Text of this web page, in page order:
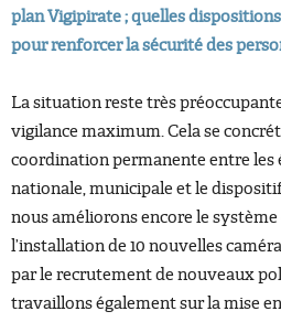
plan Vigipirate ; quelles
pour renforcer la sécurité des
La situation reste très
vigilance maximum. Cela se
coordination permanente entre les
nationale, municipale et le
nous améliorons encore le
l’installation de 10 nouvelles
par le recrutement de nouveaux
travaillons également sur la mise